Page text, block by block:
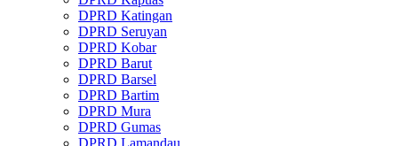
DPRD Katingan
DPRD Seruyan
DPRD Kobar
DPRD Barut
DPRD Barsel
DPRD Bartim
DPRD Mura
DPRD Gumas
DPRD Lamandau